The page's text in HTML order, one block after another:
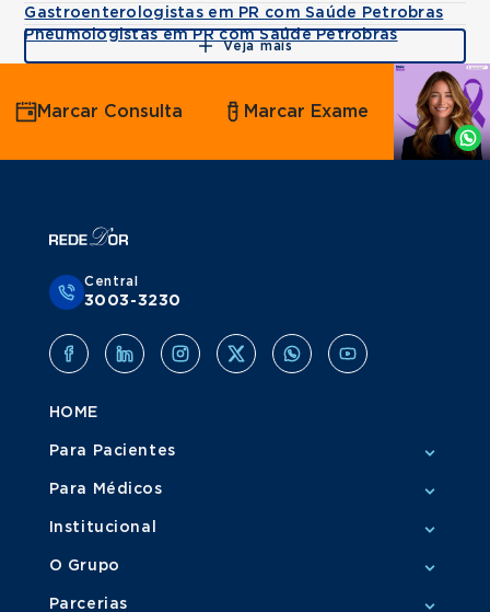
Gastroenterologistas em PR com Saúde Petrobras
Pneumologistas em PR com Saúde Petrobras
Veja mais
Agende
por
Whatsapp
Marcar Consulta Marcar Exame
Central
3003-3230
HOME
Para Pacientes
Para Médicos
Institucional
O Grupo
Parcerias